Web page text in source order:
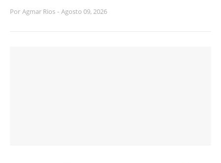
Por Agmar Rios - Agosto 09, 2026